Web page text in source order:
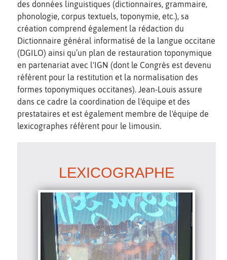
des données linguistiques (dictionnaires, grammaire,
phonologie, corpus textuels, toponymie, etc.), sa
création comprend également la rédaction du
Dictionnaire général informatisé de la langue occitane
(DGILO) ainsi qu’un plan de restauration toponymique
en partenariat avec l'IGN (dont le Congrès est devenu
référent pour la restitution et la normalisation des
formes toponymiques occitanes). Jean-Louis assure
dans ce cadre la coordination de l'équipe et des
prestataires et est également membre de l'équipe de
lexicographes référent pour le limousin.
LEXICOGRAPHE